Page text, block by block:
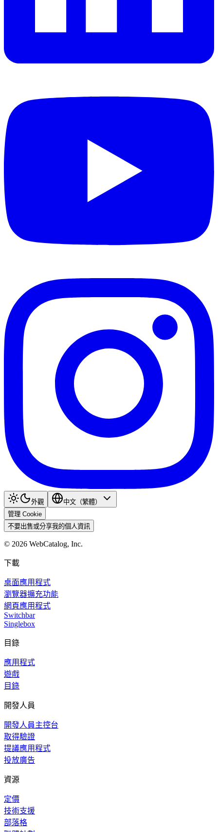
外觀
中文（繁體）
管理 Cookie
不要出售或分享我的個人資訊
© 2026 WebCatalog, Inc.
下載
桌面應用程式
瀏覽器擴充功能
網頁應用程式
Switchbar
Singlebox
目錄
應用程式
遊戲
目錄
開發人員
開發人員主控台
取得驗證
提議應用程式
投放廣告
資源
定價
技術支援
部落格